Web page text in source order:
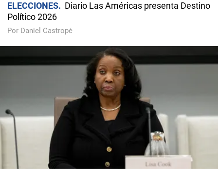
ELECCIONES
Diario Las Américas presenta Destino
Político 2026
Por Daniel Castropé